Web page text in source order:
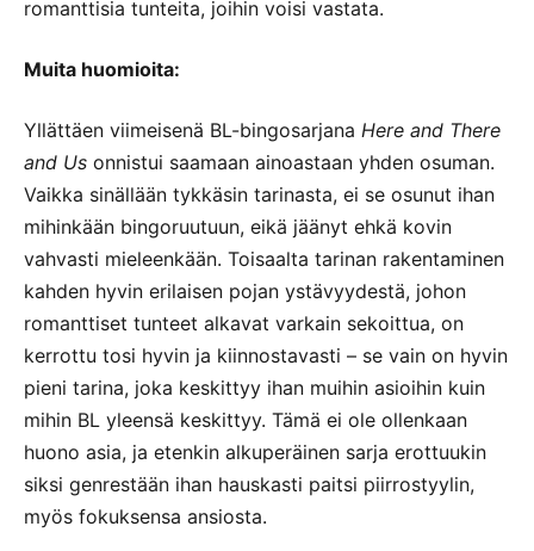
romanttisia tunteita, joihin voisi vastata.
Muita huomioita:
Yllättäen viimeisenä BL-bingosarjana Here and There
and Us onnistui saamaan ainoastaan yhden osuman.
Vaikka sinällään tykkäsin tarinasta, ei se osunut ihan
mihinkään bingoruutuun, eikä jäänyt ehkä kovin
vahvasti mieleenkään. Toisaalta tarinan rakentaminen
kahden hyvin erilaisen pojan ystävyydestä, johon
romanttiset tunteet alkavat varkain sekoittua, on
kerrottu tosi hyvin ja kiinnostavasti – se vain on hyvin
pieni tarina, joka keskittyy ihan muihin asioihin kuin
mihin BL yleensä keskittyy. Tämä ei ole ollenkaan
huono asia, ja etenkin alkuperäinen sarja erottuukin
siksi genrestään ihan hauskasti paitsi piirrostyylin,
myös fokuksensa ansiosta.